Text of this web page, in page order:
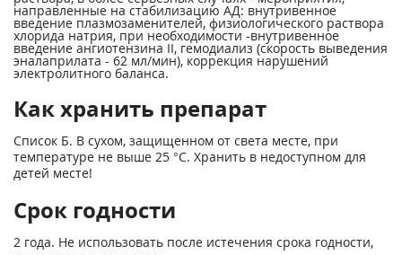
направленные на стабилизацию АД: внутривенное
введение плазмозаменителей, физиологического раствора
хлорида натрия, при необходимости -внутривенное
введение ангиотензина II, гемодиализ (скорость выведения
эналаприлата - 62 мл/мин), коррекция нарушений
электролитного баланса.
Как хранить препарат
Список Б. В сухом, защищенном от света месте, при
температуре не выше 25 °С. Хранить в недоступном для
детей месте!
Срок годности
2 года. Не использовать после истечения срока годности,